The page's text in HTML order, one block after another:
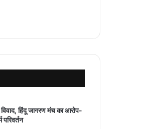
हिंदू जागरण मंच का आरोप-
परिवर्तन